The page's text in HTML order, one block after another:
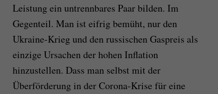
Leistung ein untrennbares Paar bilden. Im
Gegenteil. Man ist eifrig bemüht, nur den
Ukraine-Krieg und den russischen Gaspreis als
einzige Ursachen der hohen Inflation
hinzustellen. Dass man selbst mit der
Überförderung in der Corona-Krise für eine